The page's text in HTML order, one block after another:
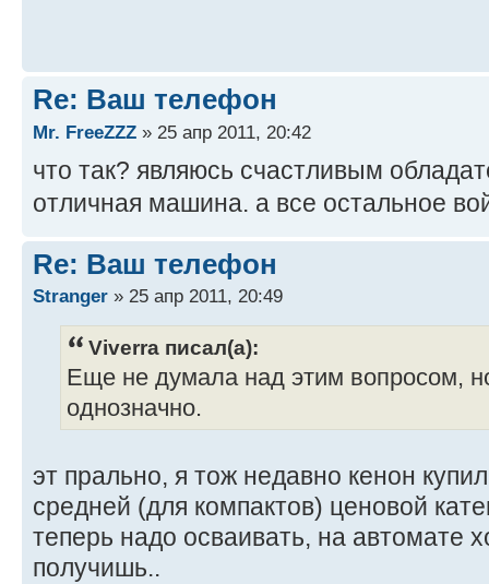
Re: Ваш телефон
Mr. FreeZZZ » 25 апр 2011, 20:42
что так? являюсь счастливым
отличная машина. а все остальное
Re: Ваш телефон
Stranger » 25 апр 2011, 20:49
Viverra писал(а):
Еще не думала над этим вопросом,
однозначно.
эт прально, я тож недавно кенон
средней (для компактов) ценовой
теперь надо осваивать, на автомате
получишь..